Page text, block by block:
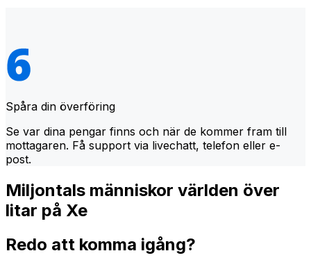
Spåra din överföring
Se var dina pengar finns och när de kommer fram till
mottagaren. Få support via livechatt, telefon eller e-
post.
Miljontals människor världen över
litar på Xe
Redo att komma igång?